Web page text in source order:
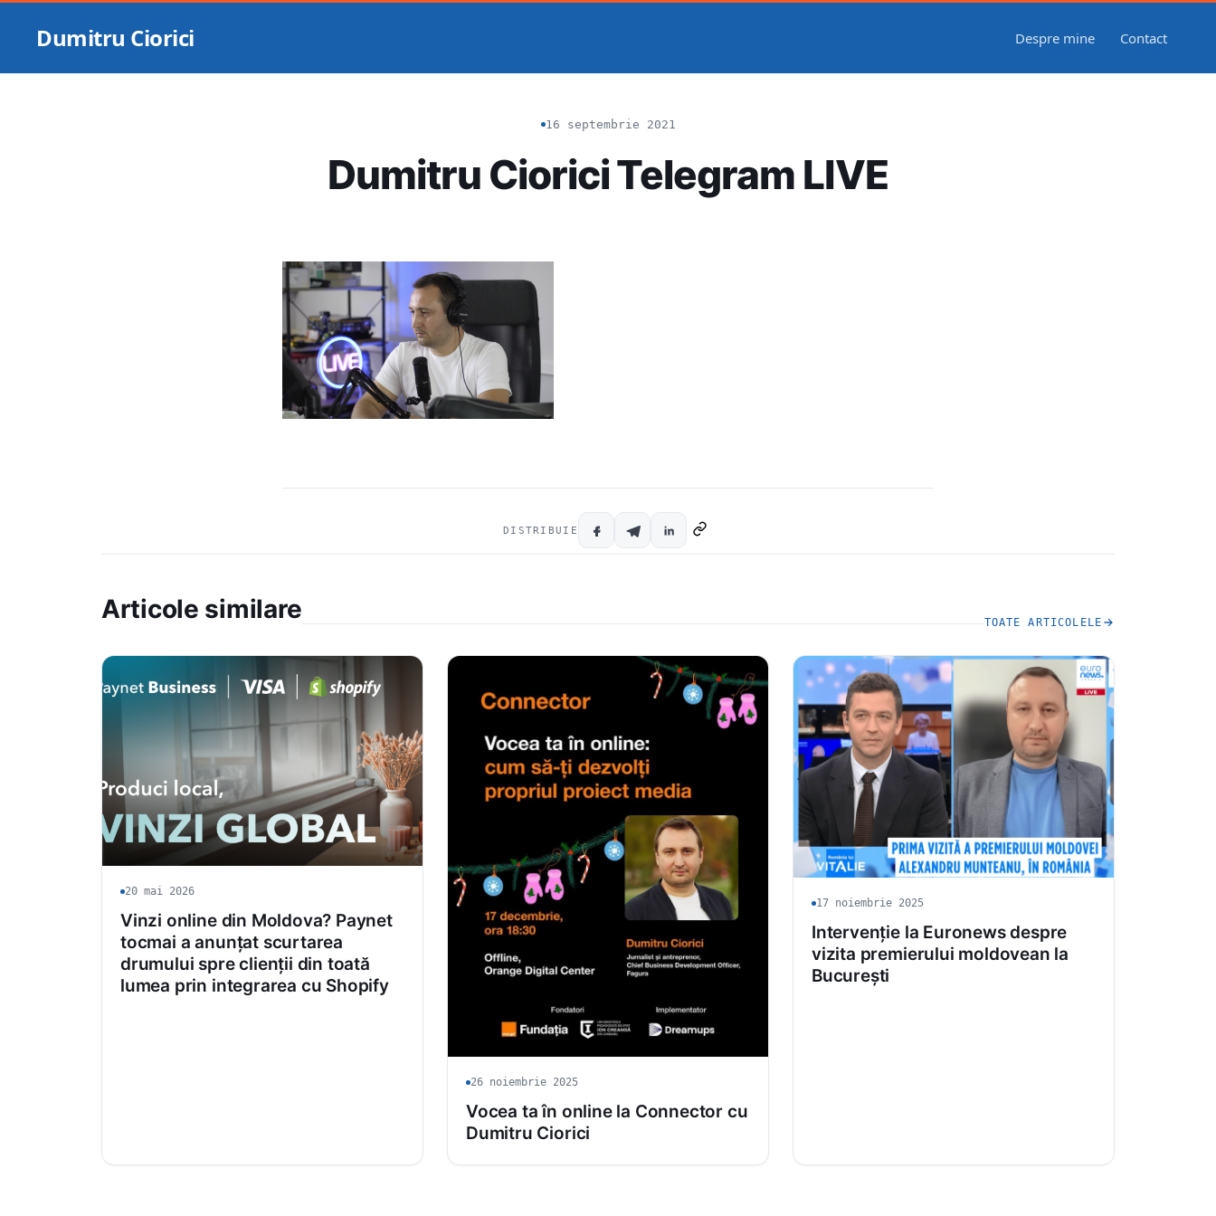
Dumitru Ciorici Despre mine Contact
16 septembrie 2021
Dumitru Ciorici Telegram LIVE
DISTRIBUIE
Articole similare TOATE ARTICOLELE
20 mai 2026
Vinzi online din Moldova? Paynet
tocmai a anunțat scurtarea
drumului spre clienții din toată
lumea prin integrarea cu Shopify
26 noiembrie 2025
Vocea ta în online la Connector cu
Dumitru Ciorici
17 noiembrie 2025
Intervenție la Euronews despre
vizita premierului moldovean la
București